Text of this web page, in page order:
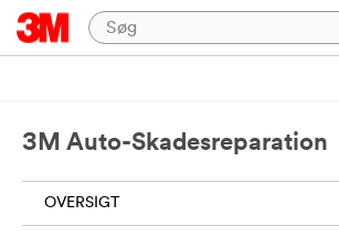
3M Auto-Skadesreparation
OVERSIGT